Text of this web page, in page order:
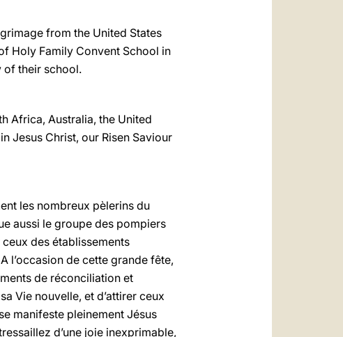
from the United States
Holy Family Convent School in
of their school.
Africa, Australia, the United
Jesus Christ, our Risen Saviour
les nombreux pèlerins du
aussi le groupe des pompiers
des établissements
l’occasion de cette grande fête,
de réconciliation et
Vie nouvelle, et d’attirer ceux
manifeste pleinement Jésus
d’une joie inexprimable,